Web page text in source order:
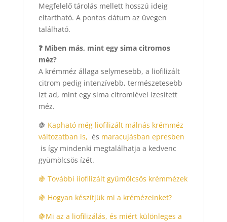
Megfelelő tárolás mellett hosszú ideig
eltartható. A pontos dátum az üvegen
található.
❓ Miben más, mint egy sima citromos
méz?
A krémméz állaga selymesebb, a liofilizált
citrom pedig intenzívebb, természetesebb
ízt ad, mint egy sima citromlével ízesített
méz.
🍇 Kapható még liofilizált málnás krémméz
változatban is, és maracujásban epresben
is így mindenki megtalálhatja a kedvenc
gyümölcsös ízét.
🍇 További iiofilizált gyümölcsös krémmézek
🍇 Hogyan készítjük mi a krémézeinket?
🍇Mi az a liofilizálás, és miért különleges a